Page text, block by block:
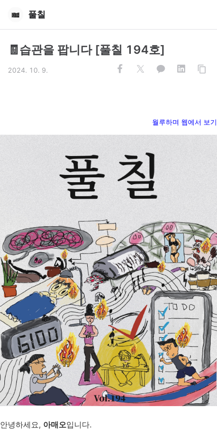
풀칠
🧾습관을 팝니다 [풀칠 194호]
2024. 10. 9.
월루하며 웹에서 보기
안녕하세요, 아매오입니다.